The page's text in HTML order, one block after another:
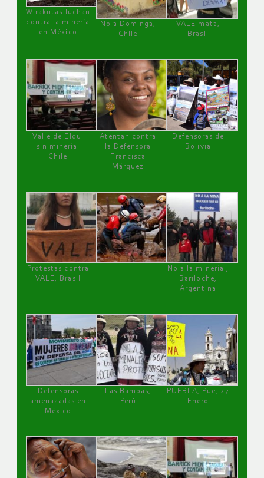
Wirakutas luchan
contra la minería
en México
No a Dominga,
Chile
VALE mata,
Brasil
Valle de Elqui
sin minería.
Chile
Atentan contra
la Defensora
Francisca
Márquez
Defensoras de
Bolivia
Protestas contra
VALE, Brasil
No a la minería ,
Bariloche,
Argentina
Defensoras
amenazadas en
México
Las Bambas,
Perú
PUEBLA, Pue, 27
Enero